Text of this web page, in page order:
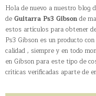
Hola de nuevo a nuestro blog
de Guitarra Ps3 Gibsonde
estos artículos para obtener
Ps3 Gibson es un producto
calidad , siempre y en todo
en Gibson para este tipo de
críticas verificadas aparte de